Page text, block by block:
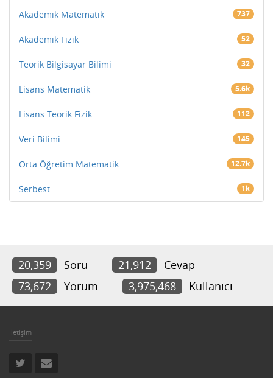
Akademik Matematik 737
Akademik Fizik 52
Teorik Bilgisayar Bilimi 32
Lisans Matematik 5.6k
Lisans Teorik Fizik 112
Veri Bilimi 145
Orta Öğretim Matematik 12.7k
Serbest 1k
20,359 Soru 21,912
Cevap
73,672
Yorum 3,975,468 Kullanıcı
İletişim